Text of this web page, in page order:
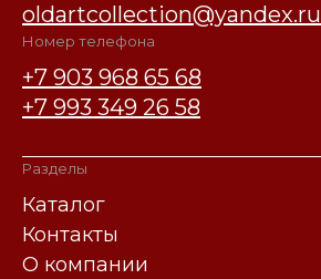
oldartcollection@yandex.ru
Номер телефона
+7 903 968 65 68
+7 993 349 26 58
Разделы
Каталог
Контакты
О компании